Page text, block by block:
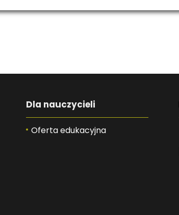
Dla nauczycieli
Oferta edukacyjna